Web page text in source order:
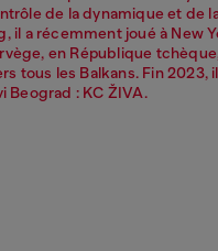
de la dynamique et de
il a récemment joué à New
en République
tous les Balkans. Fin
Beograd : KC ŽIVA.